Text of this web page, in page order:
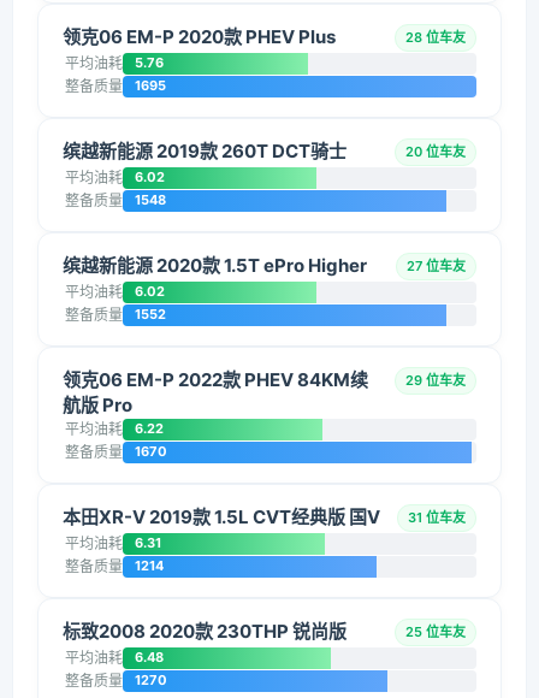
领克06 EM-P 2020款 PHEV Plus 28 位车友
平均油耗 5.76
整备质量 1695
缤越新能源 2019款 260T DCT骑士 20 位车友
平均油耗 6.02
整备质量 1548
缤越新能源 2020款 1.5T ePro Higher 27 位车友
平均油耗 6.02
整备质量 1552
领克06 EM-P 2022款 PHEV 84KM续
航版 Pro
29 位车友
平均油耗 6.22
整备质量 1670
本田XR-V 2019款 1.5L CVT经典版 国V 31 位车友
平均油耗 6.31
整备质量 1214
标致2008 2020款 230THP 锐尚版 25 位车友
平均油耗 6.48
整备质量 1270